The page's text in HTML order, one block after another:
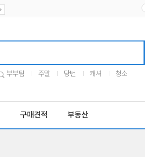
부부팀 주말 당번 캐셔 청소
구매견적 부동산